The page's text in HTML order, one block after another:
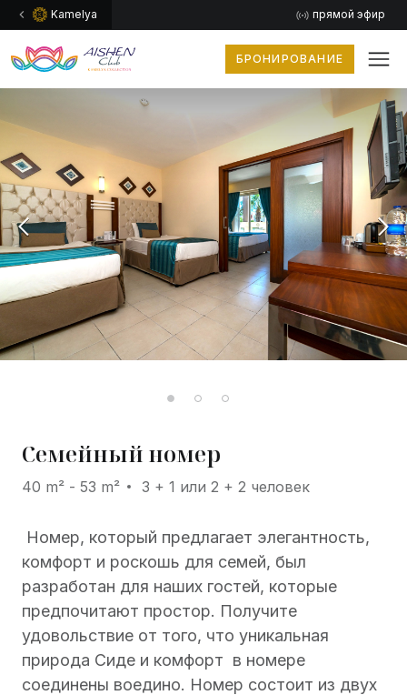
Kamelya прямой эфир
БРОНИРОВАНИЕ
Семейный номер
40 m² - 53 m² 3 + 1 или 2 + 2 человек
Номер, который предлагает элегантность,
комфорт и роскошь для семей, был
разработан для наших гостей, которые
предпочитают простор. Получите
удовольствие от того, что уникальная
природа Сиде и комфорт в номере
соединены воедино. Номер состоит из двух